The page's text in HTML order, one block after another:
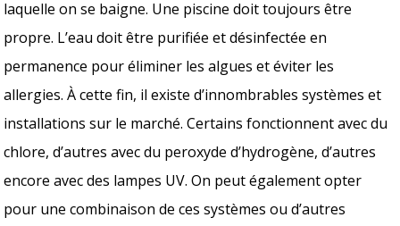
laquelle on se baigne. Une piscine doit toujours être
propre. L’eau doit être purifiée et désinfectée en
permanence pour éliminer les algues et éviter les
allergies. À cette fin, il existe d’innombrables systèmes et
installations sur le marché. Certains fonctionnent avec du
chlore, d’autres avec du peroxyde d’hydrogène, d’autres
encore avec des lampes UV. On peut également opter
pour une combinaison de ces systèmes ou d’autres